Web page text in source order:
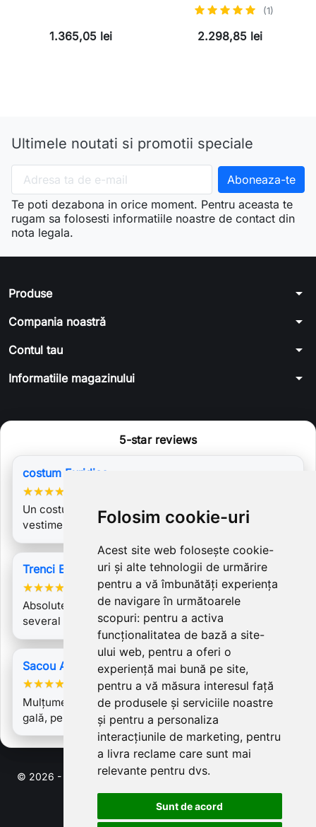
Folosim cookie-uri
Acest site web folosește cookie-
uri și alte tehnologii de urmărire
pentru a vă îmbunătăți experiența
de navigare în următoarele
scopuri: pentru a activa
funcționalitatea de bază a site-
ului web, pentru a oferi o
experiență mai bună pe site,
pentru a vă măsura interesul față
de produsele și serviciile noastre
și pentru a personaliza
interacțiunile de marketing, pentru
a livra reclame care sunt mai
relevante pentru dvs.
Sunt de acord
1.365,05 lei
(1)
2.298,85 lei
Ultimele noutati si promotii speciale
Te poti dezabona in orice moment. Pentru aceasta te
rugam sa folosesti informatiile noastre de contact din
nota legala.
Produse arrow_drop_down
Compania noastră arrow_drop_down
Contul tau arrow_drop_down
Informatiile magazinului arrow_drop_down
5-star reviews
costum Euridice
★★★★
Un costum atipic prin combinarea pieselor
vestimentare, care îmbină deosebit de inspirat…
Trenci Emilia
★★★★
Absolutely gorgeous and chic raincoat! I have
several Laura Galic creations and each is…
Sacou Aurelia 3
★★★★
Mulțumesc Laurei Galic pentru o creație superbă, de
gală, pe care o îmbrac cu drag -…
© 2026 - Software pentru comert electronic de PrestaShop™